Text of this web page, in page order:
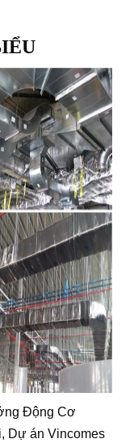
Động Cơ
Dự án Vincomes